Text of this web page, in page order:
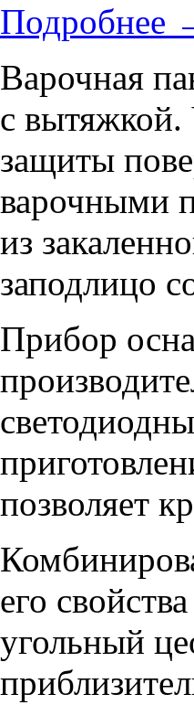
Подробнее
Варочная
с вытяжкой.
защиты
варочными
из
заподлицо
Прибор
позволяет
его
угольный